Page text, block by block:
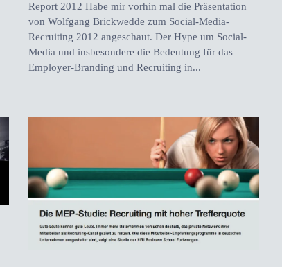
Report 2012 Habe mir vorhin mal die Präsentation
von Wolfgang Brickwedde zum Social-Media-
Recruiting 2012 angeschaut. Der Hype um Social-
Media und insbesondere die Bedeutung für das
Employer-Branding und Recruiting in...